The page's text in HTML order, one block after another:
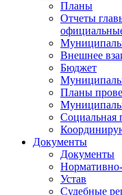
Планы
Отчеты
Внешнее
Бюджет
Планы
Социальная
Документы
Документы
Устав
Судебные